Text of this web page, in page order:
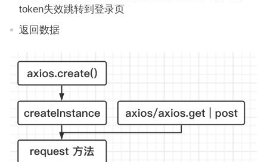
token失效跳转到登录页
返回数据